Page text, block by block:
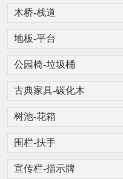
木桥-栈道
地板-平台
公园椅-垃圾桶
古典家具-碳化木
树池-花箱
围栏-扶手
宣传栏-指示牌